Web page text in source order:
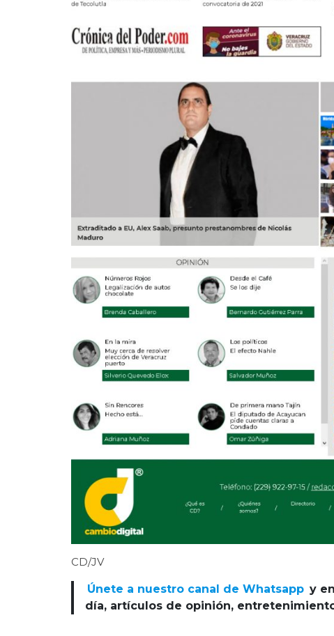
CD/JV
Únete a nuestro canal de Whatsapp y
día, artículos de opinión,